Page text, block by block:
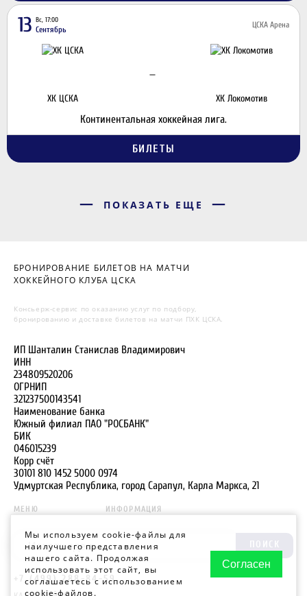
Мы используем cookie-файлы для
наилучшего представления
нашего сайта. Продолжая
использовать этот сайт, вы
соглашаетесь с использованием
cookie-файлов.
Согласен
13 Вс, 17:00
Сентябрь ЦСКА Арена
ХК ЦСКА
—
ХК Локомотив
Континентальная хоккейная лига.
БИЛЕТЫ
ПОКАЗАТЬ ЕЩЕ
БРОНИРОВАНИЕ БИЛЕТОВ НА МАТЧИ
ХОККЕЙНОГО КЛУБА ЦСКА
Консьерж-сервис по оказанию услуг по подбору,
бронированию и доставке билетов на матчи ПХК ЦСКА.
ИП Шанталин Станислав Владимирович
ИНН
234809520206
ОГРНИП
321237500143541
Наименование банка
Южный филиал ПАО "РОСБАНК"
БИК
046015239
Корр счёт
30101 810 1452 5000 0974
Удмуртская Республика, город Сарапул, Карла Маркса, 21
МЕНЮ ИНФОРМАЦИЯ
+7 (499) 288-84-59